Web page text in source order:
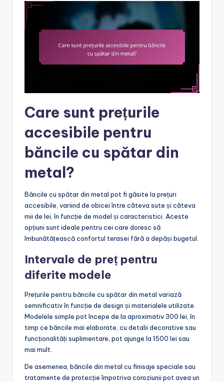
Care sunt prețurile
accesibile pentru
băncile cu spătar din
metal?
Băncile cu spătar din metal pot fi găsite la prețuri
accesibile, variind de obicei între câteva sute și câteva
mii de lei, în funcție de model și caracteristici. Aceste
opțiuni sunt ideale pentru cei care doresc să
îmbunătățească confortul terasei fără a depăși bugetul.
Intervale de preț pentru
diferite modele
Prețurile pentru băncile cu spătar din metal variază
semnificativ în funcție de design și materialele utilizate.
Modelele simple pot începe de la aproximativ 300 lei, în
timp ce băncile mai elaborate, cu detalii decorative sau
funcționalități suplimentare, pot ajunge la 1500 lei sau
mai mult.
De asemenea, băncile din metal cu finisaje speciale sau
tratamente de protecție împotriva coroziunii pot avea un